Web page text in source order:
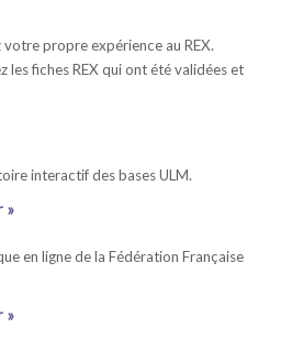
votre propre expérience au REX.
les fiches REX qui ont été validées et
interactif des bases ULM.
»
en ligne de la Fédération Française
»